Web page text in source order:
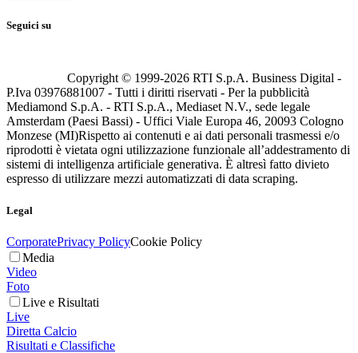
Seguici su
Copyright © 1999-2026 RTI S.p.A. Business Digital -
P.Iva 03976881007 - Tutti i diritti riservati - Per la pubblicità
Mediamond S.p.A. - RTI S.p.A., Mediaset N.V., sede legale
Amsterdam (Paesi Bassi) - Uffici Viale Europa 46, 20093 Cologno
Monzese (MI)Rispetto ai contenuti e ai dati personali trasmessi e/o
riprodotti è vietata ogni utilizzazione funzionale all’addestramento di
sistemi di intelligenza artificiale generativa. È altresì fatto divieto
espresso di utilizzare mezzi automatizzati di data scraping.
Legal
CorporatePrivacy PolicyCookie Policy
Media
Video
Foto
Live e Risultati
Live
Diretta Calcio
Risultati e Classifiche